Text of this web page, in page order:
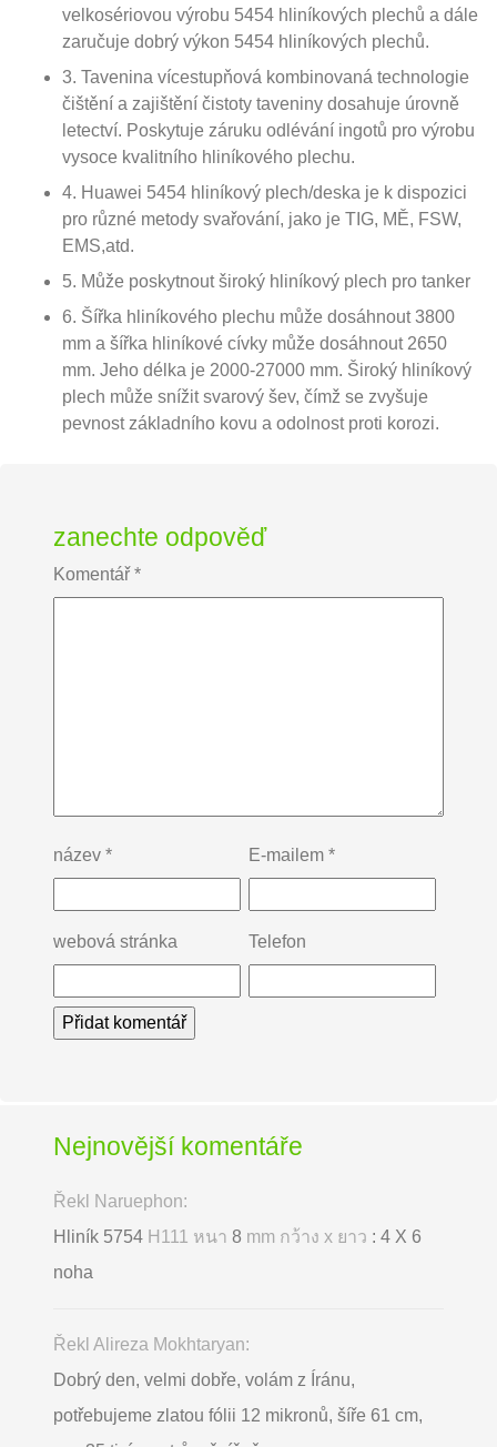
velkosériovou výrobu 5454 hliníkových plechů a dále
zaručuje dobrý výkon 5454 hliníkových plechů.
3. Tavenina vícestupňová kombinovaná technologie
čištění a zajištění čistoty taveniny dosahuje úrovně
letectví. Poskytuje záruku odlévání ingotů pro výrobu
vysoce kvalitního hliníkového plechu.
4. Huawei 5454 hliníkový plech/deska je k dispozici
pro různé metody svařování, jako je TIG, MĚ, FSW,
EMS,atd.
5. Může poskytnout široký hliníkový plech pro tanker
6. Šířka hliníkového plechu může dosáhnout 3800
mm a šířka hliníkové cívky může dosáhnout 2650
mm. Jeho délka je 2000-27000 mm. Široký hliníkový
plech může snížit svarový šev, čímž se zvyšuje
pevnost základního kovu a odolnost proti korozi.
zanechte odpověď
Komentář *
název * E-mailem *
webová stránka Telefon
Nejnovější komentáře
Řekl Naruephon:
Hliník 5754 H111 หนา 8 mm กว้าง x ยาว : 4 X 6
noha
Řekl Alireza Mokhtaryan:
Dobrý den, velmi dobře, volám z Íránu,
potřebujeme zlatou fólii 12 mikronů, šíře 61 cm,